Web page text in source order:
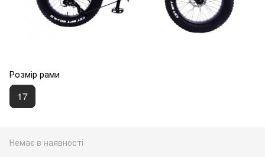
Розмір рами
17
Немає в наявності